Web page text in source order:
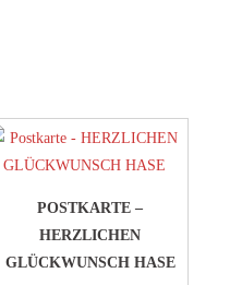
POSTKARTE –
HERZLICHEN
GLÜCKWUNSCH HASE